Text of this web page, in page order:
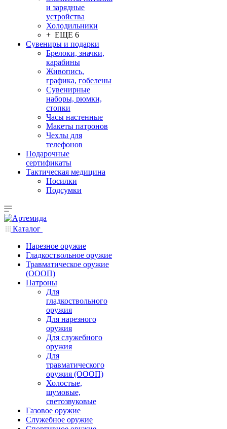
и зарядные
устройства
Холодильники
+ ЕЩЕ 6
Сувениры и подарки
Брелоки, значки,
карабины
Живопись,
графика, гобелены
Сувенирные
наборы, рюмки,
стопки
Часы настенные
Макеты патронов
Чехлы для
телефонов
Подарочные
сертификаты
Тактическая медицина
Носилки
Подсумки
Каталог
Нарезное оружие
Гладкоствольное оружие
Травматическое оружие
(ОООП)
Патроны
Для
гладкоствольного
оружия
Для нарезного
оружия
Для служебного
оружия
Для
травматического
оружия (ОООП)
Холостые,
шумовые,
светозвуковые
Газовое оружие
Служебное оружие